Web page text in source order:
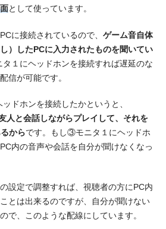
として使っています。
に接続されているので、 ゲーム音自体
）したPCに入力されたものを聞いてい
１にヘッドホンを接続すれば遅延のな
信が可能です。
ドホンを接続したかというと、
人と会話しながらプレイして、それを
からです。もし③モニタ１にヘッドホ
内の音声や会話を自分が聞けなくなっ
設定で調整すれば、視聴者の方にPC内
とは出来るのですが、自分が聞けない
で、このような配線にしています。